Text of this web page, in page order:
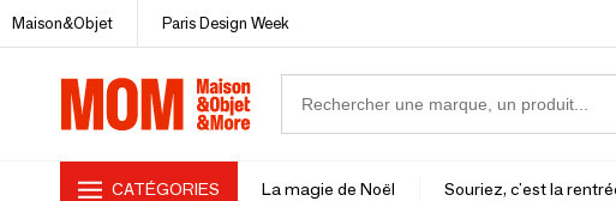
Maison&Objet Paris Design Week
CATÉGORIES La magie de Noël Souriez, c'est la